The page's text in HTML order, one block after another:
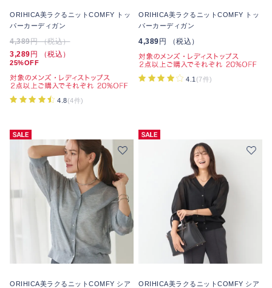
ORIHICA美ラクるニットCOMFY トッ
パーカーディガン
4,389円 （税込）
3,289 円 （税込）
25%OFF
4.8(4件)
ORIHICA美ラクるニットCOMFY トッ
パーカーディガン
4,389 円 （税込）
4.1 (7件)
ORIHICA美ラクるニットCOMFY シア
ORIHICA美ラクるニットCOMFY シア